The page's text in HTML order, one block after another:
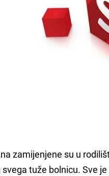
zamijenjene su u
tuže bolnicu. Sve